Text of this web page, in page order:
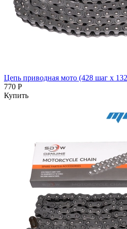
Цепь приводная мото (428 шаг x
770 Р
Купить